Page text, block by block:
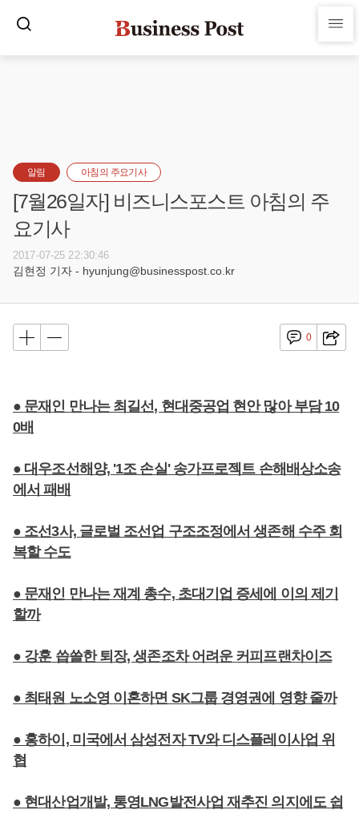
알림 아침의 주요기사
[7월26일자] 비즈니스포스트 아침의 주
요기사
2017-07-25 22:30:46
김현정 기자 - hyunjung@businesspost.co.kr
0
● 문재인 만나는 최길선, 현대중공업 현안 많아 부담 10
0배
● 대우조선해양, '1조 손실' 송가프로젝트 손해배상소송
에서 패배
● 조선3사, 글로벌 조선업 구조조정에서 생존해 수주 회
복할 수도
● 문재인 만나는 재계 총수, 초대기업 증세에 이의 제기
할까
● 강훈 씁쓸한 퇴장, 생존조차 어려운 커피프랜차이즈
● 최태원 노소영 이혼하면 SK그룹 경영권에 영향 줄까
● 홍하이, 미국에서 삼성전자 TV와 디스플레이사업 위
협
● 현대산업개발, 통영LNG발전사업 재추진 의지에도 쉽